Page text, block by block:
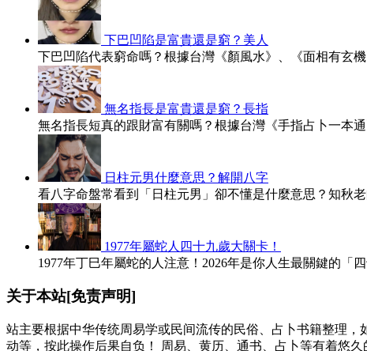
下巴凹陷是富貴還是窮？美人
下巴凹陷代表窮命嗎？根據台灣《顏風水》、《面相有玄機
無名指長是富貴還是窮？長指
無名指長短真的跟財富有關嗎？根據台灣《手指占卜一本通
日柱元男什麼意思？解開八字
看八字命盤常看到「日柱元男」卻不懂是什麼意思？知秋老
1977年屬蛇人四十九歲大關卡！
1977年丁巳年屬蛇的人注意！2026年是你人生最關鍵的「
关于本站[免责声明]
站主要根据中华传统周易学或民间流传的民俗、占卜书籍整理
动等，按此操作后果自负！ 周易、黄历、通书、占卜等有着悠